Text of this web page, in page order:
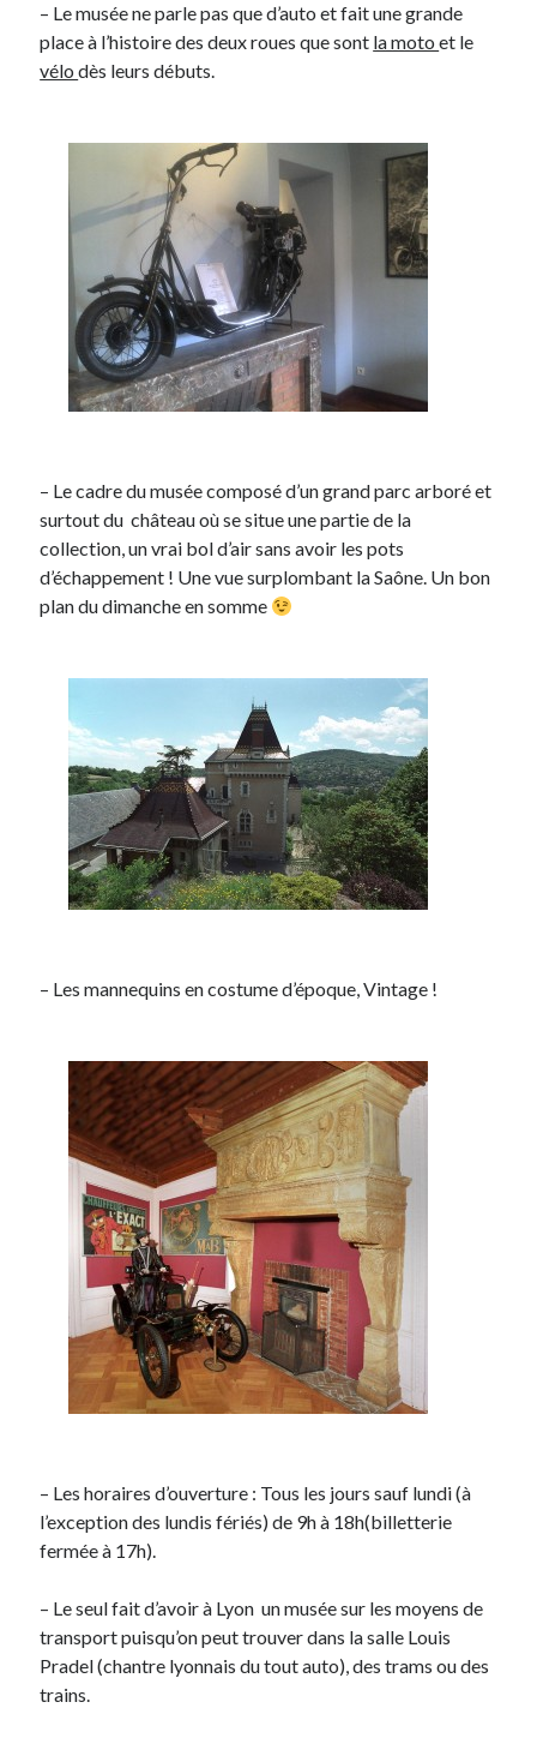
Daddy
Engagé
Geek
Humeur
Lyon à Livre Ouvert
Non classé
Parole de Follower
Patchwork
Photos
Post inutile
Sorties cuculturelles
Tavukoi
Vidéos
– Le musée ne parle pas que d’auto et fait une grande
place à l’histoire des deux roues que sont la motoet le
vélodès leurs débuts.
– Le cadre du musée composé d’un grand parc arboré et
surtout du château où se situe une partie de la
collection, un vrai bol d’air sans avoir les pots
d’échappement ! Une vue surplombant la Saône. Un bon
plan du dimanche en somme
– Les mannequins en costume d’époque, Vintage !
– Les horaires d’ouverture : Tous les jours sauf lundi (à
l’exception des lundis fériés) de 9h à 18h(billetterie
fermée à 17h).
– Le seul fait d’avoir à Lyon un musée sur les moyens de
transport puisqu’on peut trouver dans la salle Louis
Pradel (chantre lyonnais du tout auto), des trams ou des
trains.